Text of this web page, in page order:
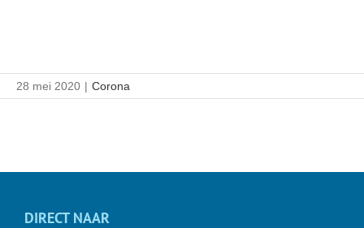
28 mei 2020 | Corona
DIRECT NAAR